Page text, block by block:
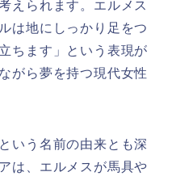
えられます。エルメス
は地にしっかり足をつ
ちます」という表現が
がら夢を持つ現代女性
いう名前の由来とも深
は、エルメスが馬具や